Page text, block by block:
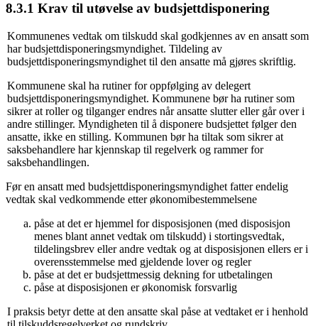
8.3.1 Krav til utøvelse av budsjettdisponering
Kommunenes vedtak om tilskudd skal godkjennes av en ansatt som
har budsjettdisponeringsmyndighet. Tildeling av
budsjettdisponeringsmyndighet til den ansatte må gjøres skriftlig.
Kommunene skal ha rutiner for oppfølging av delegert
budsjettdisponeringsmyndighet. Kommunene bør ha rutiner som
sikrer at roller og tilganger endres når ansatte slutter eller går over i
andre stillinger. Myndigheten til å disponere budsjettet følger den
ansatte, ikke en stilling. Kommunen bør ha tiltak som sikrer at
saksbehandlere har kjennskap til regelverk og rammer for
saksbehandlingen.
Før en ansatt med budsjettdisponeringsmyndighet fatter endelig
vedtak skal vedkommende etter økonomibestemmelsene
påse at det er hjemmel for disposisjonen (med disposisjon
menes blant annet vedtak om tilskudd) i stortingsvedtak,
tildelingsbrev eller andre vedtak og at disposisjonen ellers er i
overensstemmelse med gjeldende lover og regler
påse at det er budsjettmessig dekning for utbetalingen
påse at disposisjonen er økonomisk forsvarlig
I praksis betyr dette at den ansatte skal påse at vedtaket er i henhold